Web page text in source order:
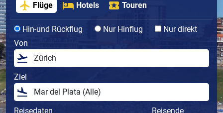
Flüge Hotels Touren
Hin-und Rückflug Nur Hinflug
Nur direkt
Von
Ziel
Reisedaten Reisende